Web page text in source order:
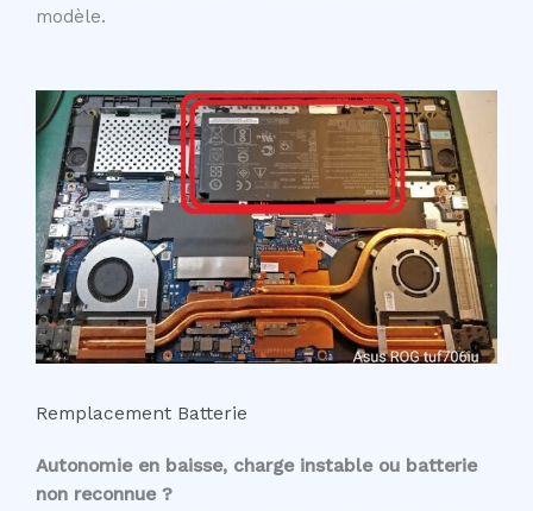
modèle.
Remplacement Batterie
Autonomie en baisse, charge instable ou batterie
non reconnue ?